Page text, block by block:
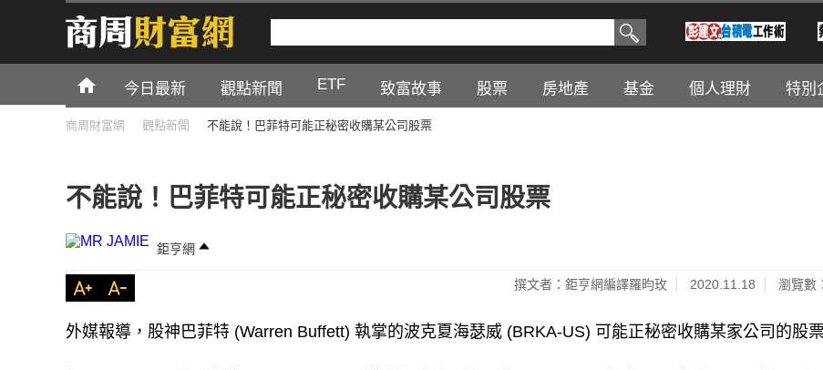
今日最新 觀點新聞 ETF 致富故事 股票 房地產 基金 個人理財 特別
商周財富網 觀點新聞 不能說！巴菲特可能正秘密收購某公司股票
不能說！巴菲特可能正秘密收購某公司股票
鉅亨網
撰文者：鉅亨網編譯羅昀玫 2020.11.18 瀏覽數
外媒報導，股神巴菲特 (Warren Buffett) 執掌的波克夏海瑟威 (BRKA-US) 可能正秘密收購某家公司的股票